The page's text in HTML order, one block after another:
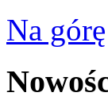
Na górę